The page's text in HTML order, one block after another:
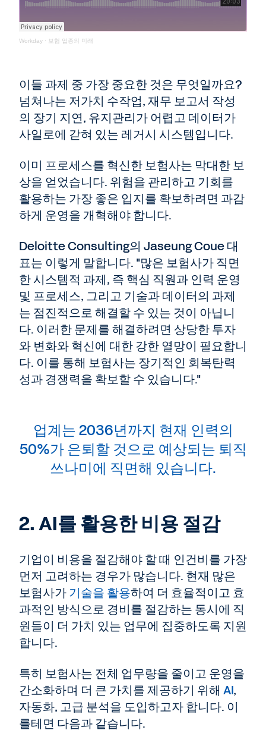
Workday · 보험 업종의 미래
이들 과제 중 가장 중요한 것은 무엇일까요?
넘쳐나는 저가치 수작업, 재무 보고서 작성
의 장기 지연, 유지관리가 어렵고 데이터가
사일로에 갇혀 있는 레거시 시스템입니다.
이미 프로세스를 혁신한 보험사는 막대한 보
상을 얻었습니다. 위험을 관리하고 기회를
활용하는 가장 좋은 입지를 확보하려면 과감
하게 운영을 개혁해야 합니다.
Deloitte Consulting의 Jaseung Coue 대
표는 이렇게 말합니다. "많은 보험사가 직면
한 시스템적 과제, 즉 핵심 직원과 인력 운영
및 프로세스, 그리고 기술과 데이터의 과제
는 점진적으로 해결할 수 있는 것이 아닙니
다. 이러한 문제를 해결하려면 상당한 투자
와 변화와 혁신에 대한 강한 열망이 필요합니
다. 이를 통해 보험사는 장기적인 회복탄력
성과 경쟁력을 확보할 수 있습니다."
업계는 2036년까지 현재 인력의
50%가 은퇴할 것으로 예상되는 퇴직
쓰나미에 직면해 있습니다.
2. AI를 활용한 비용 절감
기업이 비용을 절감해야 할 때 인건비를 가장
먼저 고려하는 경우가 많습니다. 현재 많은
보험사가기술을 활용하여 더 효율적이고 효
과적인 방식으로 경비를 절감하는 동시에 직
원들이 더 가치 있는 업무에 집중하도록 지원
합니다.
특히 보험사는 전체 업무량을 줄이고 운영을
간소화하며 더 큰 가치를 제공하기 위해 AI,
자동화, 고급 분석을 도입하고자 합니다. 이
를테면 다음과 같습니다.